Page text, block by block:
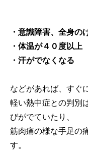
・意識障害、全身の
・体温が４０度以上
・汗がでなくなる
などがあれば、すぐ
軽い熱中症との判別
びがでていたり、
筋肉痛の様な手足の
す。